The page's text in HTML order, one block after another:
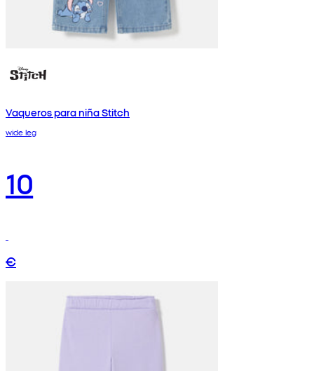
Vaqueros para niña Stitch
wide leg
10
€